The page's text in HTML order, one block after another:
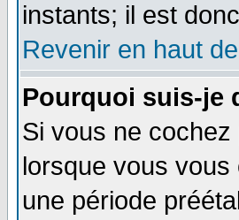
instants; il est
Revenir en haut
Pourquoi suis-je
Si vous ne cochez
lorsque vous
une période